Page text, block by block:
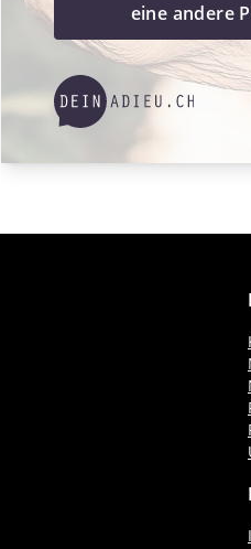
eine andere